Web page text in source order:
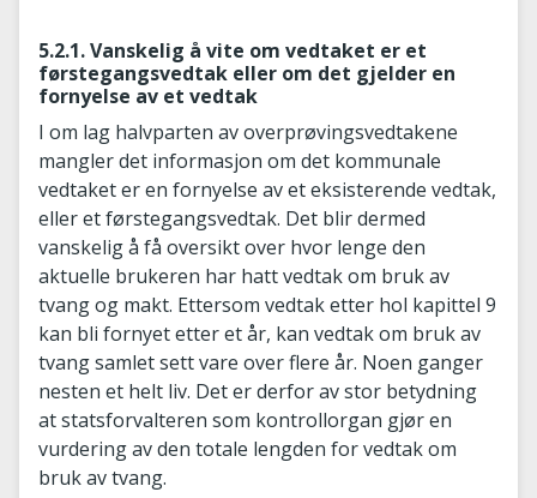
5.2.1. Vanskelig å vite om vedtaket er et
førstegangsvedtak eller om det gjelder en
fornyelse av et vedtak
I om lag halvparten av overprøvingsvedtakene
mangler det informasjon om det kommunale
vedtaket er en fornyelse av et eksisterende vedtak,
eller et førstegangsvedtak. Det blir dermed
vanskelig å få oversikt over hvor lenge den
aktuelle brukeren har hatt vedtak om bruk av
tvang og makt. Ettersom vedtak etter hol kapittel 9
kan bli fornyet etter et år, kan vedtak om bruk av
tvang samlet sett vare over flere år. Noen ganger
nesten et helt liv. Det er derfor av stor betydning
at statsforvalteren som kontrollorgan gjør en
vurdering av den totale lengden for vedtak om
bruk av tvang.